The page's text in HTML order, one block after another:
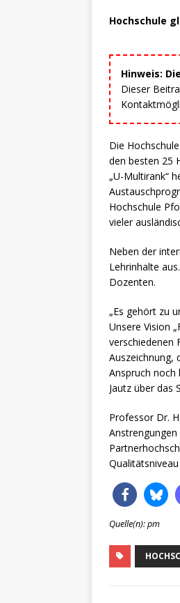
Hochschule
Hinweis:
Dieser
Die
den besten 25
„U-Multirank“
Hochschule
vieler
Neben der
Lehrinhalte
Dozenten.
„Es gehört zu
Unsere Vision
verschiedenen
Auszeichnung,
Anspruch noch
Jautz über das
Professor Dr.
Quelle(n): pm